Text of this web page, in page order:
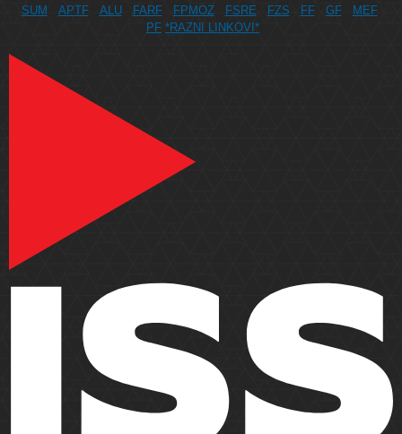
SUM APTF ALU FARF FPMOZ FSRE FZS FF GF
MEF
PF *RAZNI LINKOVI*